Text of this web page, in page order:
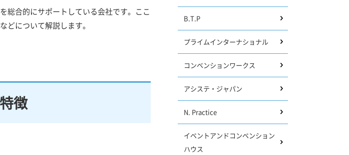
総合的にサポートしている会社です。ここ
どについて解説します。
徴
B.T.P
プライムインターナショナル
コンベンションワークス
アシステ・ジャパン
N. Practice
イベントアンドコンベンション
ハウス